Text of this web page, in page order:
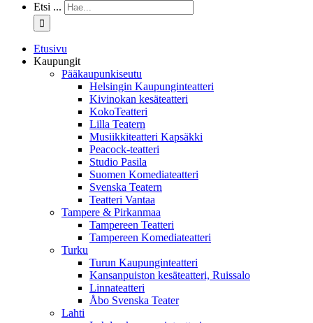
Etsi ...
Etusivu
Kaupungit
Pääkaupunkiseutu
Helsingin Kaupunginteatteri
Kivinokan kesäteatteri
KokoTeatteri
Lilla Teatern
Musiikkiteatteri Kapsäkki
Peacock-teatteri
Studio Pasila
Suomen Komediateatteri
Svenska Teatern
Teatteri Vantaa
Tampere & Pirkanmaa
Tampereen Teatteri
Tampereen Komediateatteri
Turku
Turun Kaupunginteatteri
Kansanpuiston kesäteatteri, Ruissalo
Linnateatteri
Åbo Svenska Teater
Lahti